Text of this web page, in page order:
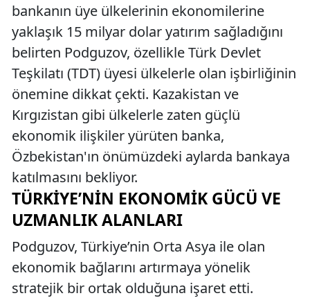
bankanın üye ülkelerinin ekonomilerine
yaklaşık 15 milyar dolar yatırım sağladığını
belirten Podguzov, özellikle Türk Devlet
Teşkilatı (TDT) üyesi ülkelerle olan işbirliğinin
önemine dikkat çekti. Kazakistan ve
Kırgızistan gibi ülkelerle zaten güçlü
ekonomik ilişkiler yürüten banka,
Özbekistan'ın önümüzdeki aylarda bankaya
katılmasını bekliyor.
TÜRKIYE’NIN EKONOMIK GÜCÜ VE
UZMANLIK ALANLARI
Podguzov, Türkiye’nin Orta Asya ile olan
ekonomik bağlarını artırmaya yönelik
stratejik bir ortak olduğuna işaret etti.